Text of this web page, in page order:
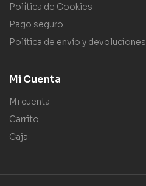
Política de Cookies
Pago seguro
Política de envío y devoluciones
Mi Cuenta
Mi cuenta
Carrito
Caja